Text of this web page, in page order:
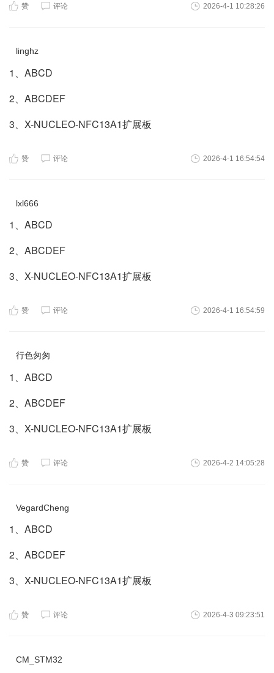
赞 评论 2026-4-1 10:28:26
linghz
1、ABCD
2、ABCDEF
3、X-NUCLEO-NFC13A1扩展板
赞 评论 2026-4-1 16:54:54
lxl666
1、ABCD
2、ABCDEF
3、X-NUCLEO-NFC13A1扩展板
赞 评论 2026-4-1 16:54:59
行色匆匆
1、ABCD
2、ABCDEF
3、X-NUCLEO-NFC13A1扩展板
赞 评论 2026-4-2 14:05:28
VegardCheng
1、ABCD
2、ABCDEF
3、X-NUCLEO-NFC13A1扩展板
赞 评论 2026-4-3 09:23:51
CM_STM32